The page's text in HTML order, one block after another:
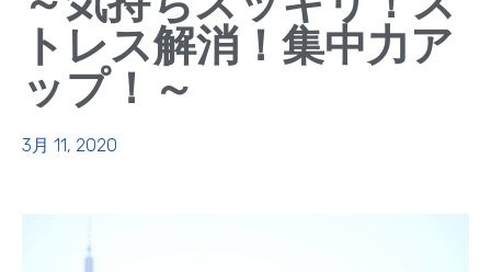
トレス解消！集中力ア
ップ！～
3月 11, 2020